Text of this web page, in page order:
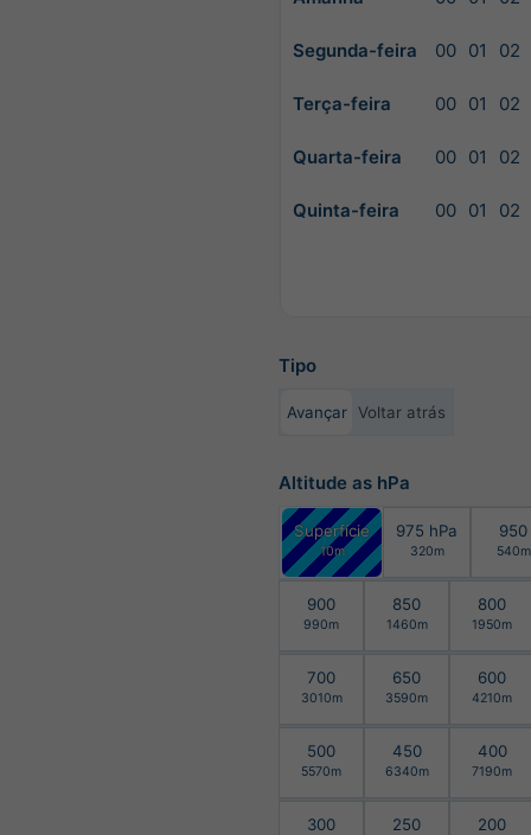
Segunda-feira 00 01 02
Terça-feira 00 01 02
Quarta-feira 00 01 02
Quinta-feira 00 01 02
Tipo
Avançar Voltar atrás
Altitude as hPa
Superfície
10m
975 hPa
320m
950
540m
900
990m
850
1460m
800
1950m
700
3010m
650
3590m
600
4210m
500
5570m
450
6340m
400
7190m
300 250 200